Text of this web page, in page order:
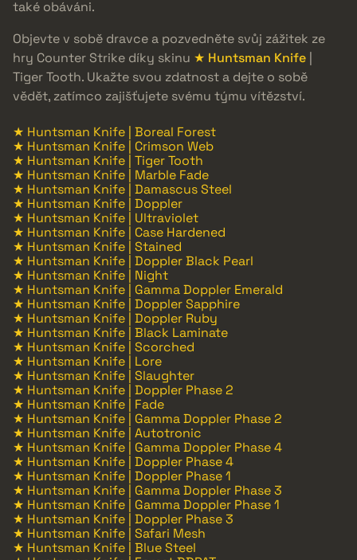
také obáváni.
Objevte v sobě dravce a pozvedněte svůj zážitek ze
hry Counter Strike díky skinu ★ Huntsman Knife
Tiger Tooth. Ukažte svou zdatnost a dejte o sobě
vědět, zatímco zajišťujete svému týmu vítězství.
★ Huntsman Knife | Boreal Forest
★ Huntsman Knife | Crimson Web
★ Huntsman Knife | Tiger Tooth
★ Huntsman Knife | Marble Fade
★ Huntsman Knife | Damascus Steel
★ Huntsman Knife | Doppler
★ Huntsman Knife | Ultraviolet
★ Huntsman Knife | Case Hardened
★ Huntsman Knife | Stained
★ Huntsman Knife | Doppler Black Pearl
★ Huntsman Knife | Night
★ Huntsman Knife | Gamma Doppler Emerald
★ Huntsman Knife | Doppler Sapphire
★ Huntsman Knife | Doppler Ruby
★ Huntsman Knife | Black Laminate
★ Huntsman Knife | Scorched
★ Huntsman Knife | Lore
★ Huntsman Knife | Slaughter
★ Huntsman Knife | Doppler Phase 2
★ Huntsman Knife | Fade
★ Huntsman Knife | Gamma Doppler Phase 2
★ Huntsman Knife | Autotronic
★ Huntsman Knife | Gamma Doppler Phase 4
★ Huntsman Knife | Doppler Phase 4
★ Huntsman Knife | Doppler Phase 1
★ Huntsman Knife | Gamma Doppler Phase 3
★ Huntsman Knife | Gamma Doppler Phase 1
★ Huntsman Knife | Doppler Phase 3
★ Huntsman Knife | Safari Mesh
★ Huntsman Knife | Blue Steel